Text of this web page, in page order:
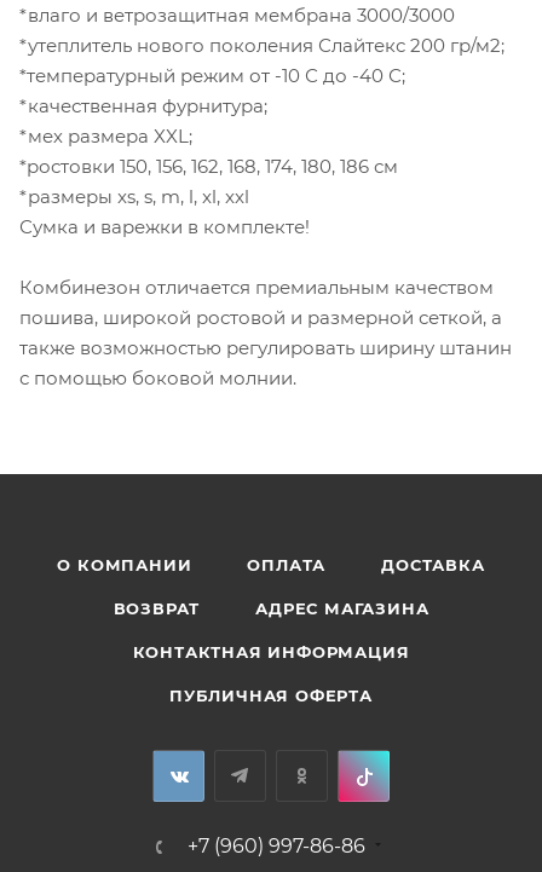
*влаго и ветрозащитная мембрана 3000/3000
*утеплитель нового поколения Слайтекс 200 гр/м2;
*температурный режим от -10 С до -40 С;
*качественная фурнитура;
*мех размера XXL;
*ростовки 150, 156, 162, 168, 174, 180, 186 см
*размеры xs, s, m, l, xl, xxl
Сумка и варежки в комплекте!
Комбинезон отличается премиальным качеством
пошива, широкой ростовой и размерной сеткой, а
также возможностью регулировать ширину штанин
с помощью боковой молнии.
О КОМПАНИИ ОПЛАТА ДОСТАВКА
ВОЗВРАТ АДРЕС МАГАЗИНА
КОНТАКТНАЯ ИНФОРМАЦИЯ
ПУБЛИЧНАЯ ОФЕРТА
+7 (960) 997-86-86